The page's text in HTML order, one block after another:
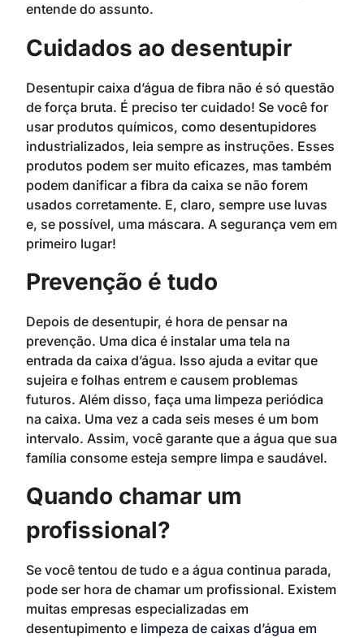
entende do assunto.
Cuidados ao desentupir
Desentupir caixa d’água de fibra não é só questão
de força bruta. É preciso ter cuidado! Se você for
usar produtos químicos, como desentupidores
industrializados, leia sempre as instruções. Esses
produtos podem ser muito eficazes, mas também
podem danificar a fibra da caixa se não forem
usados corretamente. E, claro, sempre use luvas
e, se possível, uma máscara. A segurança vem em
primeiro lugar!
Prevenção é tudo
Depois de desentupir, é hora de pensar na
prevenção. Uma dica é instalar uma tela na
entrada da caixa d’água. Isso ajuda a evitar que
sujeira e folhas entrem e causem problemas
futuros. Além disso, faça uma limpeza periódica
na caixa. Uma vez a cada seis meses é um bom
intervalo. Assim, você garante que a água que sua
família consome esteja sempre limpa e saudável.
Quando chamar um
profissional?
Se você tentou de tudo e a água continua parada,
pode ser hora de chamar um profissional. Existem
muitas empresas especializadas em
desentupimento e limpeza de caixas d’água em